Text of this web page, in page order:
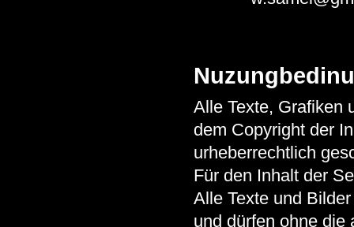
Alle Texte, Grafiken
dem Copyright der
urheberrechtlich
Für den Inhalt der
Alle Texte und
und dürfen ohne die